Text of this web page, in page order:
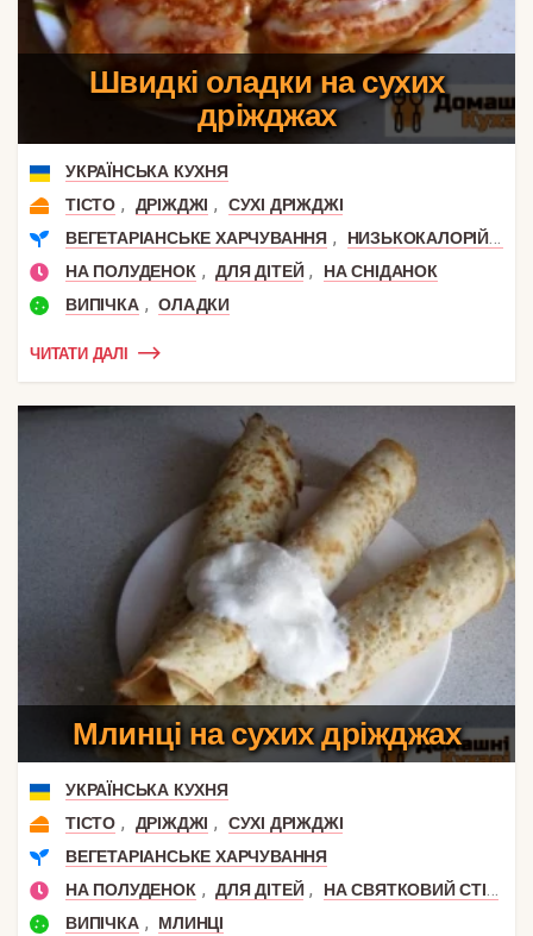
Швидкі оладки на сухих
дріжджах
УКРАЇНСЬКА КУХНЯ
ТІСТО , ДРІЖДЖІ ,
СУХІ ДРІЖДЖІ
ВЕГЕТАРІАНСЬКЕ ХАРЧУВАННЯ , НИЗЬКОКАЛОРІЙНІ
НА ПОЛУДЕНОК , ДЛЯ ДІТЕЙ ,
НА СНІДАНОК
ВИПІЧКА , ОЛАДКИ
ЧИТАТИ ДАЛІ
Млинці на сухих дріжджах
УКРАЇНСЬКА КУХНЯ
ТІСТО , ДРІЖДЖІ ,
СУХІ ДРІЖДЖІ
ВЕГЕТАРІАНСЬКЕ ХАРЧУВАННЯ
НА ПОЛУДЕНОК , ДЛЯ ДІТЕЙ , НА СВЯТКОВИЙ СТІЛ
ВИПІЧКА , МЛИНЦІ